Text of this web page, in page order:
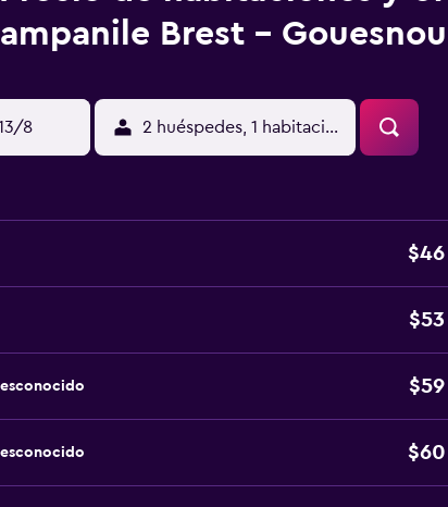
Brest -
8 2 huéspedes, 1 habitación
$46
$53
$59
$60